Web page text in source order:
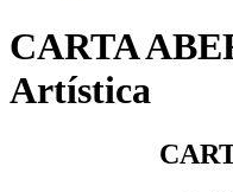
CARTA
Artística